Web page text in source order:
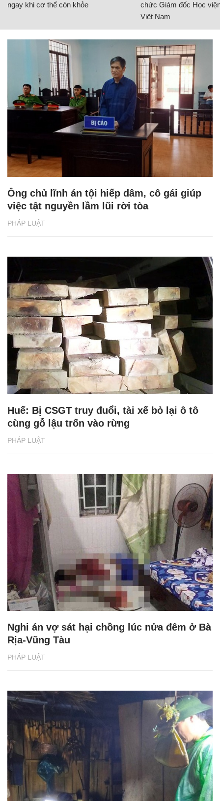
ngay khi cơ thể còn khỏe
chức Giám đốc Học
Việt Nam
PHÁP LUẬT
Ông chủ lĩnh án tội hiếp dâm, cô gái giúp
việc tật nguyền lầm lũi rời tòa
PHÁP LUẬT
Huế: Bị CSGT truy đuổi, tài xế bỏ lại ô tô
cùng gỗ lậu trốn vào rừng
PHÁP LUẬT
Nghi án vợ sát hại chồng lúc nửa đêm ở Bà
Rịa-Vũng Tàu